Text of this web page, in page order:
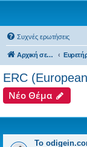
Συχνές ερωτήσεις
Αρχική σελίδα
ERC
Νέο Θέμα
Το